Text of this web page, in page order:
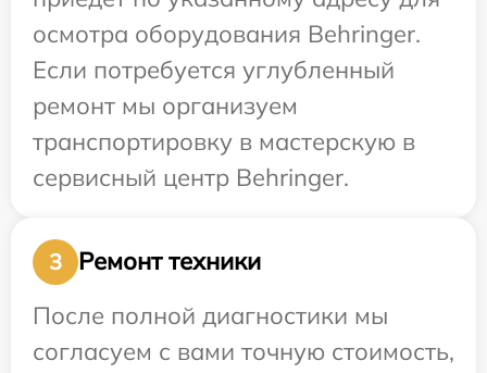
осмотра оборудования Behringer.
Если потребуется углубленный
ремонт мы организуем
транспортировку в мастерскую в
сервисный центр Behringer.
3
Ремонт техники
После полной диагностики мы
согласуем с вами точную стоимость,